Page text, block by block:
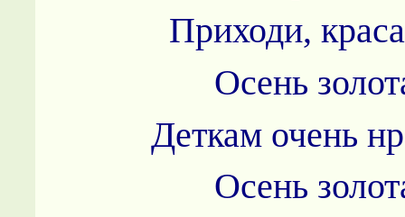
Приходи,
Осень
Деткам очень
Осень